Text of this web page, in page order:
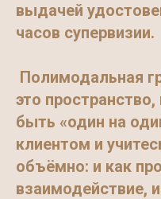
выдачей
часов супервизии.
Полимодальная
это
быть «один на
клиентом и
объёмно: и как
взаимодействие,